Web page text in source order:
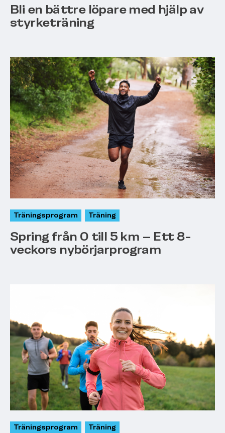
Bli en bättre löpare med hjälp av
styrketräning
Träningsprogram Träning
Spring från 0 till 5 km – Ett 8-
veckors nybörjarprogram
Träningsprogram Träning